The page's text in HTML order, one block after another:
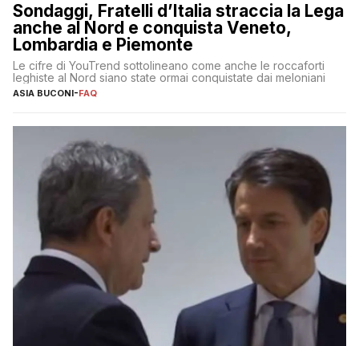
Sondaggi, Fratelli d’Italia straccia la Lega
anche al Nord e conquista Veneto,
Lombardia e Piemonte
Le cifre di YouTrend sottolineano come anche le roccaforti
leghiste al Nord siano state ormai conquistate dai meloniani
ASIA BUCONI-FAQ